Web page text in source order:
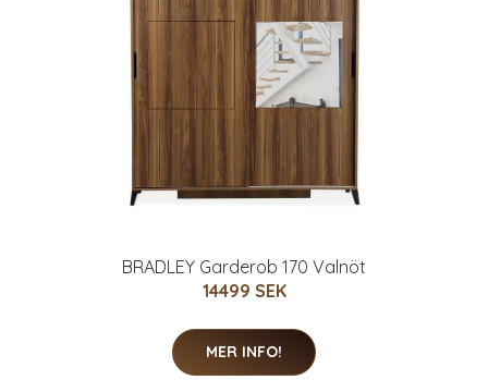
BRADLEY Garderob 170 Valnöt
14499 SEK
MER INFO!